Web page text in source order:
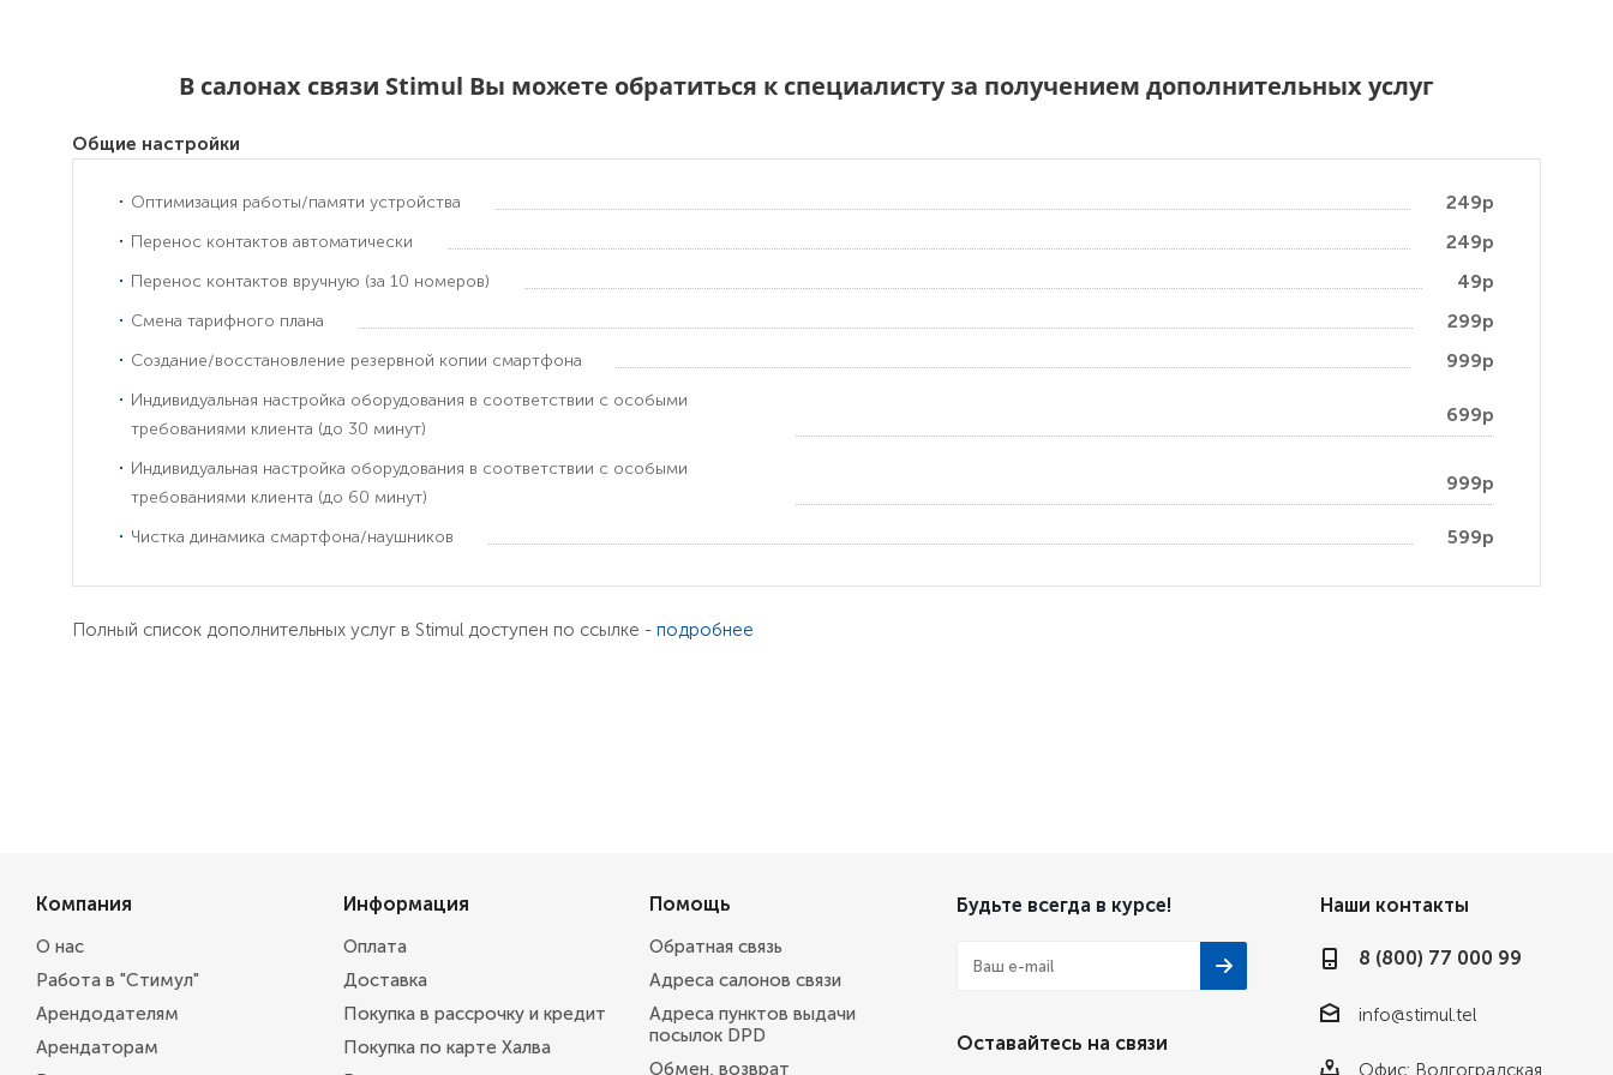
В салонах связи Stimul Вы можете обратиться к специалисту за получением дополнительных услуг
Общие настройки
Оптимизация работы/памяти устройства 249р
Перенос контактов автоматически 249р
Перенос контактов вручную (за 10 номеров) 49р
Смена тарифного плана 299р
Создание/восстановление резервной копии смартфона 999р
Индивидуальная настройка оборудования в соответствии с особыми
требованиями клиента (до 30 минут)
699р
Индивидуальная настройка оборудования в соответствии с особыми
требованиями клиента (до 60 минут)
999р
Чистка динамика смартфона/наушников 599р
Полный список дополнительных услуг в Stimul доступен по ссылке - подробнее
Компания
О нас
Работа в "Стимул"
Арендодателям
Арендаторам
Информация
Оплата
Доставка
Покупка в рассрочку и кредит
Покупка по карте Халва
Помощь
Обратная связь
Адреса салонов связи
Адреса пунктов выдачи
посылок DPD
Обмен, возврат
Будьте всегда в курсе!
Оставайтесь на связи
Наши контакты
8 (800) 77 000 99
info@stimul.tel
Офис: Волгоградская